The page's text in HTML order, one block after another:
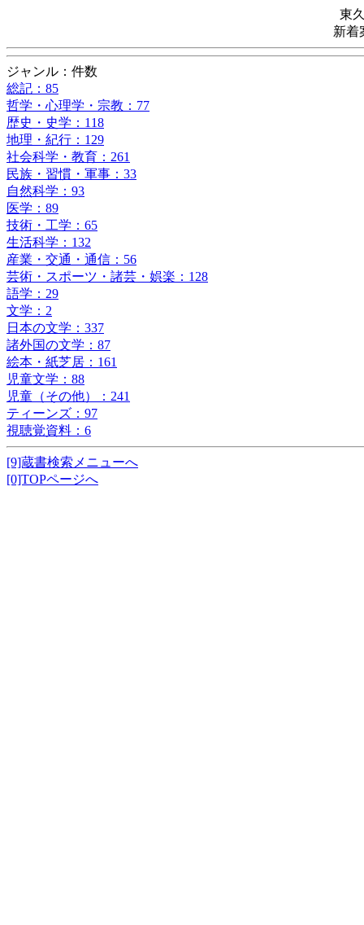
東
新着
ジャンル：件数
総記：85
哲学・心理学・宗教：77
歴史・史学：118
地理・紀行：129
社会科学・教育：261
民族・習慣・軍事：33
自然科学：93
医学：89
技術・工学：65
生活科学：132
産業・交通・通信：56
芸術・スポーツ・諸芸・娯楽：128
語学：29
文学：2
日本の文学：337
諸外国の文学：87
絵本・紙芝居：161
児童文学：88
児童（その他）：241
ティーンズ：97
視聴覚資料：6
[9]蔵書検索メニューへ
[0]TOPページへ